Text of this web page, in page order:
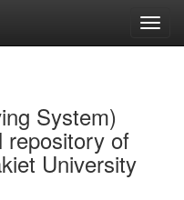
System)
repository of
University